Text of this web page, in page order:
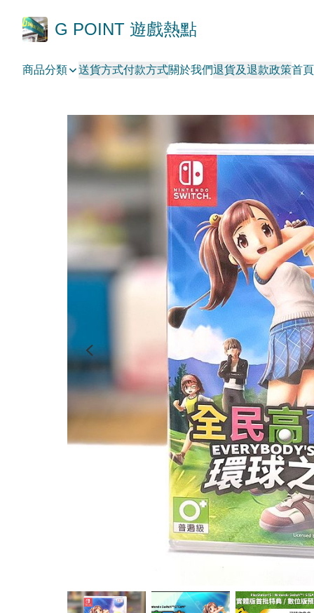
G POINT 遊戲熱點
商品分類 送貨方式付款方式關於我們退貨及退款政策首頁